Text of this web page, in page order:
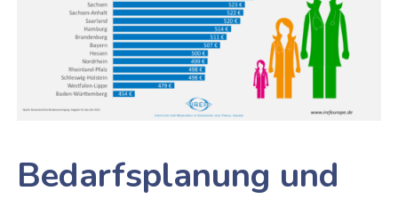
Bedarfsplanung und